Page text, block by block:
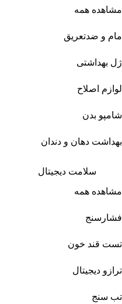
مشاهده همه
مام و ضدتعریق
ژل بهداشتی
لوازم اصلاح
شامپو بدن
بهداشت دهان و دندان
سلامت دیجیتال
مشاهده همه
فشارسنج
تست قند خون
ترازو دیجیتال
تب سنج